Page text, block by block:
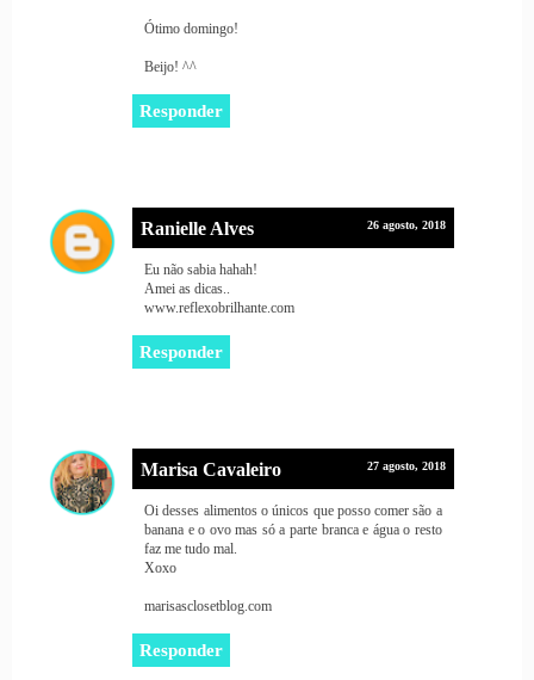
Ótimo domingo!
Beijo! ^^
Responder
Ranielle Alves 26 agosto, 2018
Eu não sabia hahah!
Amei as dicas..
www.reflexobrilhante.com
Responder
Marisa Cavaleiro 27 agosto, 2018
Oi desses alimentos o únicos que posso comer são a
banana e o ovo mas só a parte branca e água o resto
faz me tudo mal.
Xoxo
marisasclosetblog.com
Responder